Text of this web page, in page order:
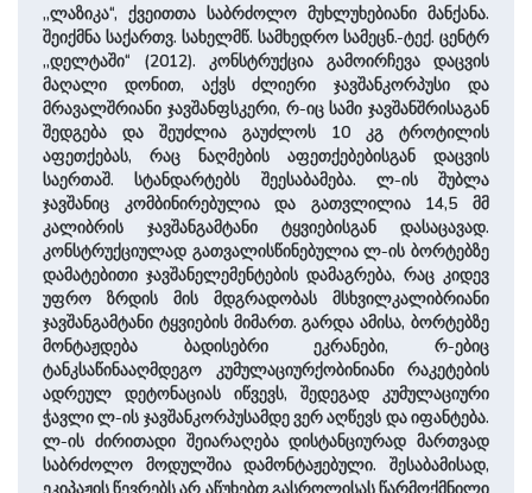
,,ლაზიკა“, ქვეითთა საბრძოლო მუხლუხებიანი მანქანა.
შეიქმნა საქართვ. სახელმწ. სამხედრო სამეცნ.-ტექ. ცენტრ
,,დელტაში“ (2012). კონსტრუქცია გამოირჩევა დაცვის
მაღალი დონით, აქვს ძლიერი ჯავშანკორპუსი და
მრავალშრიანი ჯავშანფსკერი, რ-იც სამი ჯავშანშრისაგან
შედგება და შეუძლია გაუძლოს 10 კგ ტროტილის
აფეთქებას, რაც ნაღმების აფეთქებებისგან დაცვის
საერთაშ. სტანდარტებს შეესაბამება. ლ-ის შუბლა
ჯავშანიც კომბინირებულია და გათვლილია 14,5 მმ
კალიბრის ჯავშანგამტანი ტყვიებისგან დასაცავად.
კონსტრუქციულად გათვალისწინებულია ლ-ის ბორტებზე
დამატებითი ჯავშანელემენტების დამაგრება, რაც კიდევ
უფრო ზრდის მის მდგრადობას მსხვილკალიბრიანი
ჯავშანგამტანი ტყვიების მიმართ. გარდა ამისა, ბორტებზე
მონტაჟდება ბადისებრი ეკრანები, რ-ებიც
ტანკსაწინააღმდეგო კუმულაციურქობინიანი რაკეტების
ადრეულ დეტონაციას იწვევს, შედეგად კუმულაციური
ჭავლი ლ-ის ჯავშანკორპუსამდე ვერ აღწევს და იფანტება.
ლ-ის ძირითადი შეიარაღება დისტანციურად მართვად
საბრძოლო მოდულშია დამონტაჟებული. შესაბამისად,